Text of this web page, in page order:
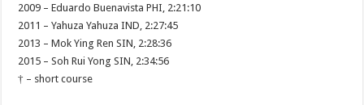
2009 – Eduardo Buenavista PHI, 2:21:10
2011 – Yahuza Yahuza IND, 2:27:45
2013 – Mok Ying Ren SIN, 2:28:36
2015 – Soh Rui Yong SIN, 2:34:56
† – short course